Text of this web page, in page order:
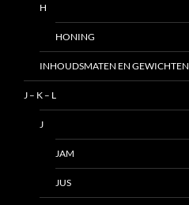
H
HONING
INHOUDSMATEN EN GEWICHTEN
J – K – L
J
JAM
JUS